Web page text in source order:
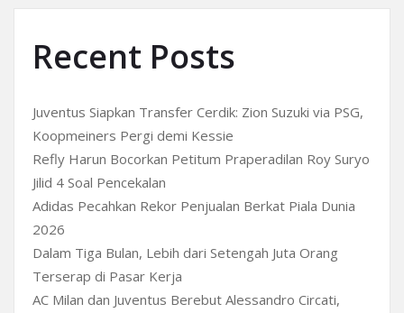
Recent Posts
Juventus Siapkan Transfer Cerdik: Zion Suzuki via PSG,
Koopmeiners Pergi demi Kessie
Refly Harun Bocorkan Petitum Praperadilan Roy Suryo
Jilid 4 Soal Pencekalan
Adidas Pecahkan Rekor Penjualan Berkat Piala Dunia
2026
Dalam Tiga Bulan, Lebih dari Setengah Juta Orang
Terserap di Pasar Kerja
AC Milan dan Juventus Berebut Alessandro Circati,